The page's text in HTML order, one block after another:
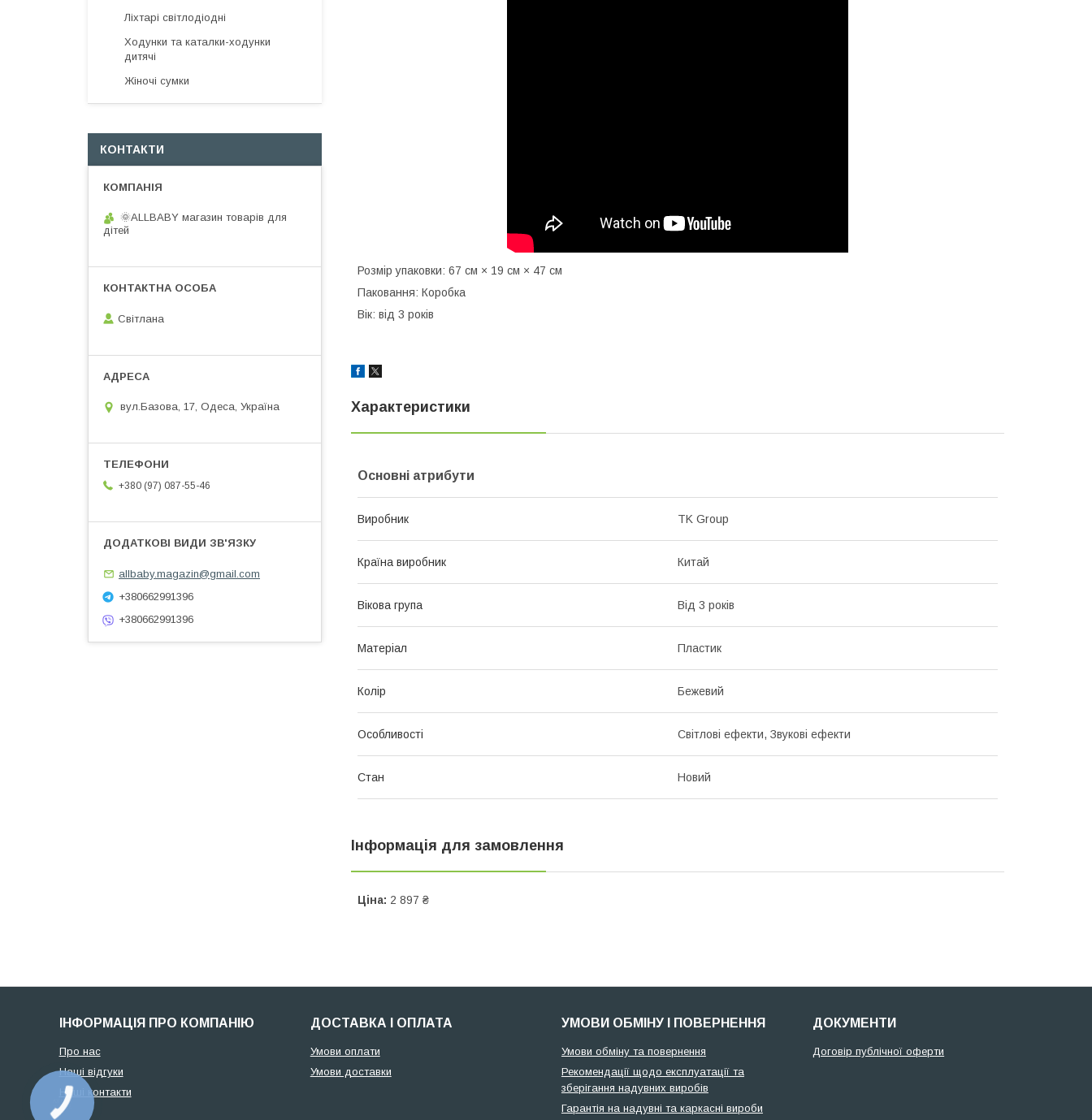
Розмір упаковки: 67 см × 19 см × 47 см
Паковання: Коробка
Вік: від 3 років
Характеристики
Основні атрибути
Виробник TK Group
Країна виробник Китай
Вікова група Від 3 років
Матеріал Пластик
Колір Бежевий
Особливості Світлові ефекти, Звукові ефекти
Стан Новий
Інформація для замовлення
Ціна: 2 897 ₴
Ліхтарі світлодіодні
Ходунки та каталки-ходунки
дитячі
Жіночі сумки
КОНТАКТИ
🌞ALLBABY магазин товарів для
дітей
Світлана
вул.Базова, 17, Одеса, Україна
+380 (97) 087-55-46
allbaby.magazin@gmail.com
+380662991396
+380662991396
ІНФОРМАЦІЯ ПРО КОМПАНІЮ
Про нас
Наші відгуки
Наші контакти
ДОСТАВКА І ОПЛАТА
Умови оплати
Умови доставки
УМОВИ ОБМІНУ І ПОВЕРНЕННЯ
Умови обміну та повернення
Рекомендації щодо експлуатації та
зберігання надувних виробів
Гарантія на надувні та каркасні вироби
ДОКУМЕНТИ
Договір публічної оферти
КНОПКА
ЗВ'ЯЗКУ